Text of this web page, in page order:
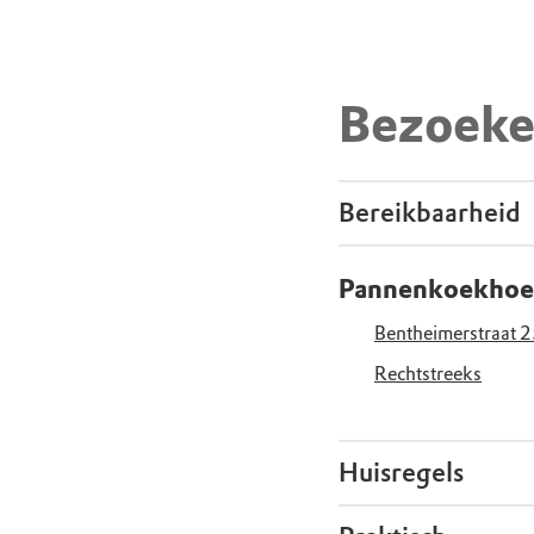
Bereikbaarheid
Bentheimerstraat
Rechtstreeks
Huisregels